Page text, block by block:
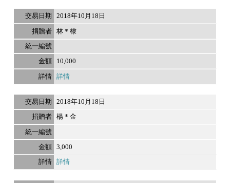
2018年10月18日
林＊棣
10,000
詳情
2018年10月18日
楊＊金
3,000
詳情